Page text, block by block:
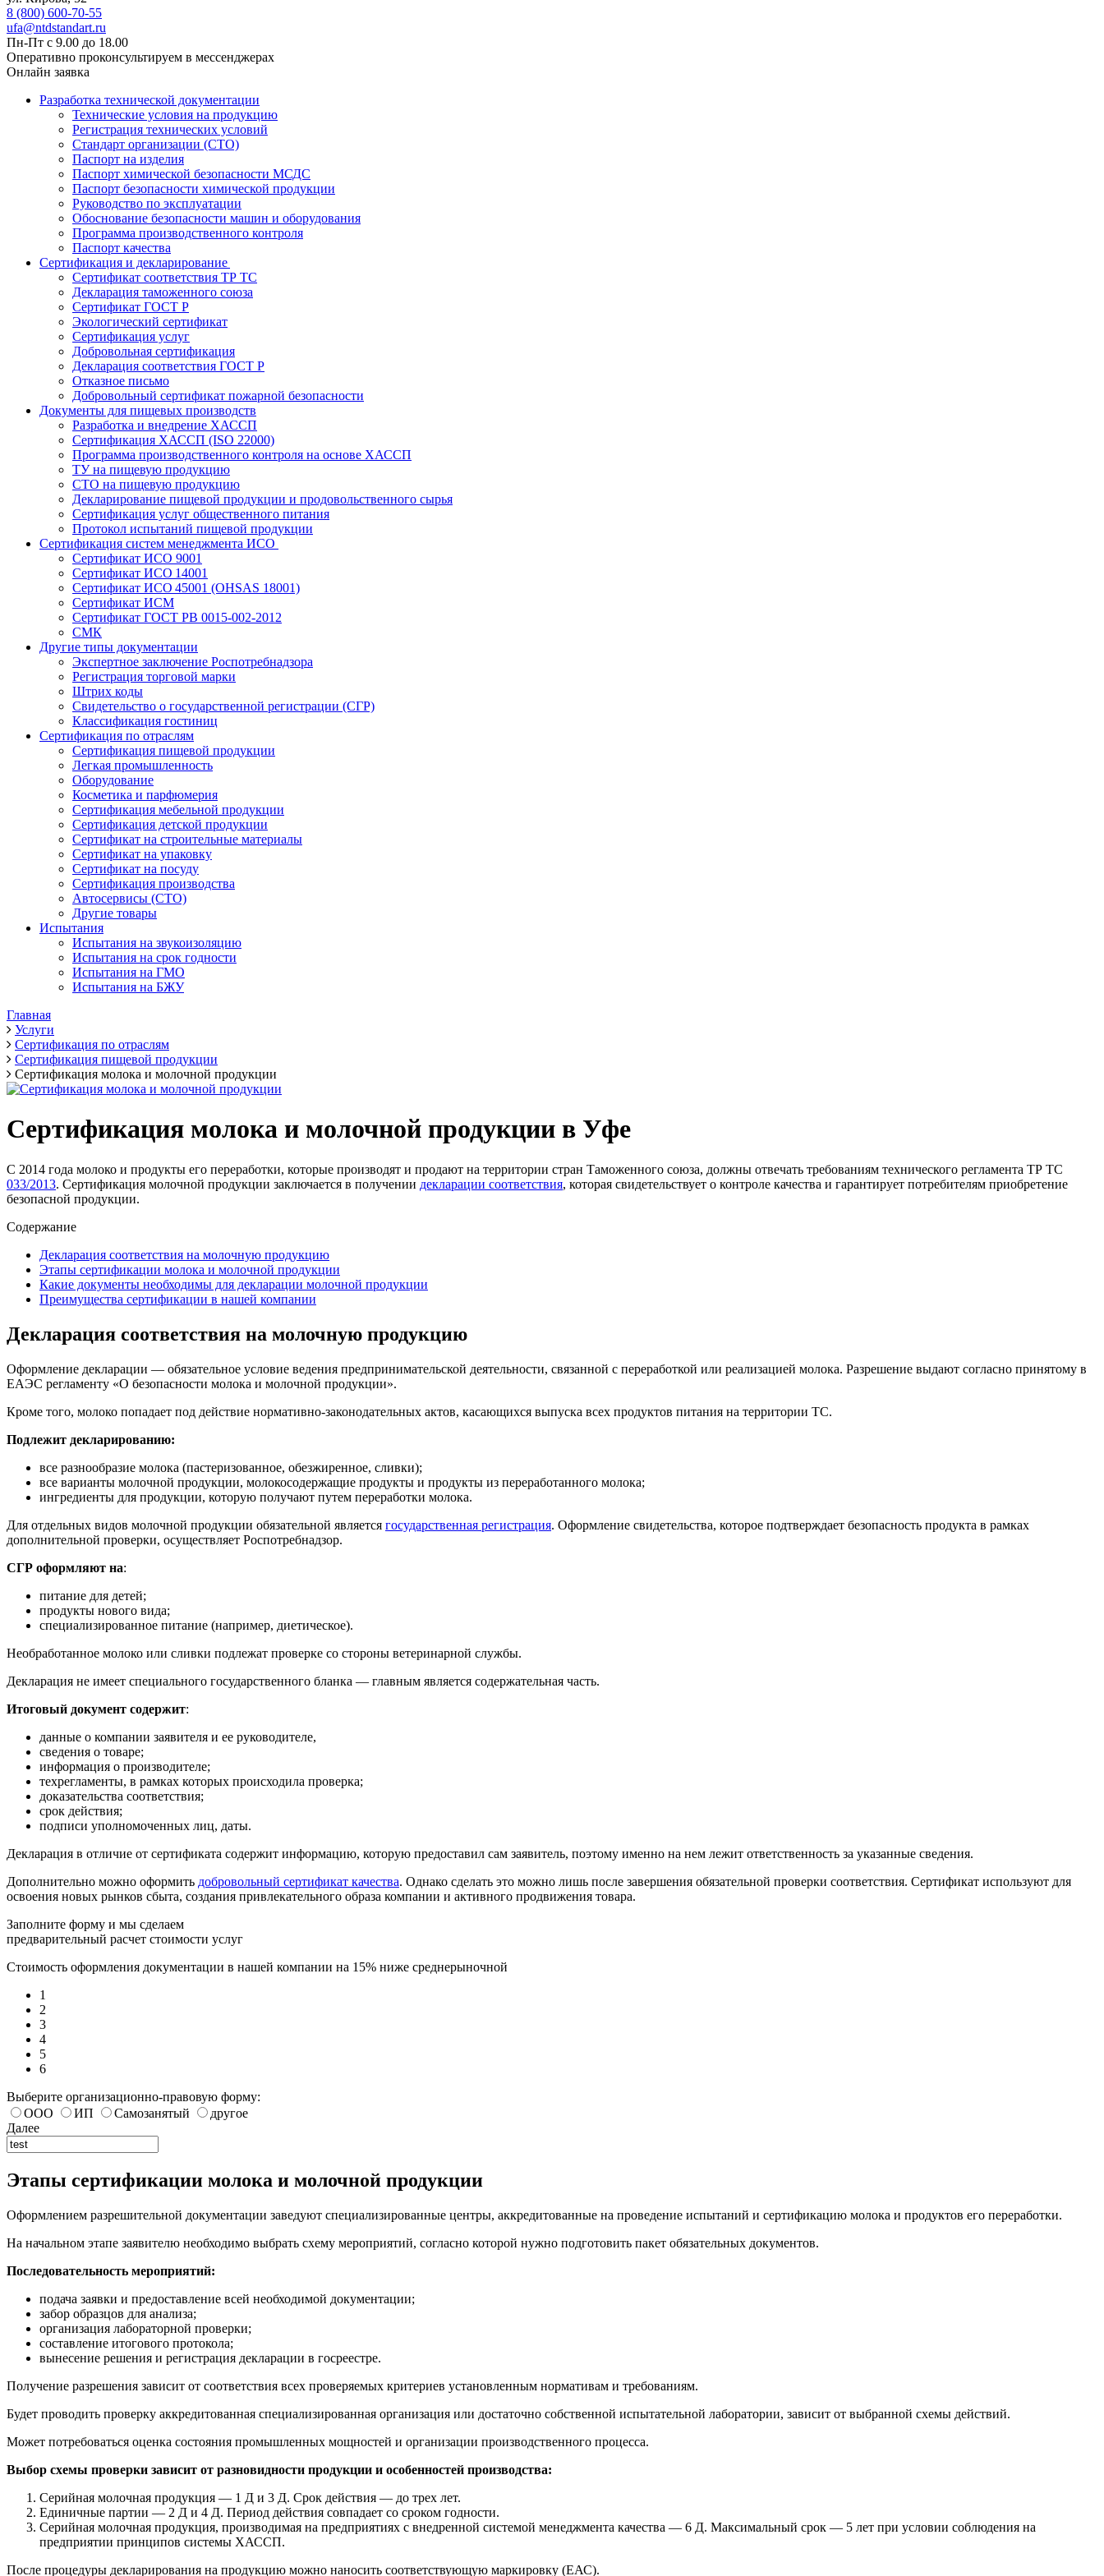
8 (800) 600-70-55
ufa@ntdstandart.ru
Пн-Пт с 9.00 до 18.00
Оперативно проконсультируем в мессенджерах
Онлайн заявка
Разработка технической документации
Технические условия на продукцию
Регистрация технических условий
Стандарт организации (СТО)
Паспорт на изделия
Паспорт химической безопасности МСДС
Паспорт безопасности химической продукции
Руководство по эксплуатации
Обоснование безопасности машин и оборудования
Программа производственного контроля
Паспорт качества
Сертификация и декларирование
Сертификат соответствия ТР ТС
Декларация таможенного союза
Сертификат ГОСТ Р
Экологический сертификат
Сертификация услуг
Добровольная сертификация
Декларация соответствия ГОСТ Р
Отказное письмо
Добровольный сертификат пожарной безопасности
Документы для пищевых производств
Разработка и внедрение ХАССП
Сертификация ХАССП (ISO 22000)
Программа производственного контроля на основе ХАССП
ТУ на пищевую продукцию
СТО на пищевую продукцию
Декларирование пищевой продукции и продовольственного сырья
Сертификация услуг общественного питания
Протокол испытаний пищевой продукции
Сертификация систем менеджмента ИСО
Сертификат ИСО 9001
Сертификат ИСО 14001
Сертификат ИСО 45001 (OHSAS 18001)
Сертификат ИСМ
Сертификат ГОСТ РВ 0015-002-2012
СМК
Другие типы документации
Экспертное заключение Роспотребнадзора
Регистрация торговой марки
Штрих коды
Свидетельство о государственной регистрации (СГР)
Классификация гостиниц
Сертификация по отраслям
Сертификация пищевой продукции
Легкая промышленность
Оборудование
Косметика и парфюмерия
Сертификация мебельной продукции
Сертификация детской продукции
Сертификат на строительные материалы
Сертификат на упаковку
Сертификат на посуду
Сертификация производства
Автосервисы (СТО)
Другие товары
Испытания
Испытания на звукоизоляцию
Испытания на срок годности
Испытания на ГМО
Испытания на БЖУ
Главная
Услуги
Сертификация по отраслям
Сертификация пищевой продукции
Сертификация молока и молочной продукции
Сертификация молока и молочной продукции в Уфе
С 2014 года молоко и продукты его переработки, которые производят и продают на территории стран Таможенного союза, должны отвечать требованиям технического регламента ТР ТС
033/2013. Сертификация молочной продукции заключается в получении декларации соответствия, которая свидетельствует о контроле качества и гарантирует потребителям приобретение
безопасной продукции.
Содержание
Декларация соответствия на молочную продукцию
Этапы сертификации молока и молочной продукции
Какие документы необходимы для декларации молочной продукции
Преимущества сертификации в нашей компании
Декларация соответствия на молочную продукцию
Оформление декларации — обязательное условие ведения предпринимательской деятельности, связанной с переработкой или реализацией молока. Разрешение выдают согласно принятому в
ЕАЭС регламенту «О безопасности молока и молочной продукции».
Кроме того, молоко попадает под действие нормативно-законодательных актов, касающихся выпуска всех продуктов питания на территории ТС.
Подлежит декларированию:
все разнообразие молока (пастеризованное, обезжиренное, сливки);
все варианты молочной продукции, молокосодержащие продукты и продукты из переработанного молока;
ингредиенты для продукции, которую получают путем переработки молока.
Для отдельных видов молочной продукции обязательной является государственная регистрация. Оформление свидетельства, которое подтверждает безопасность продукта в рамках
дополнительной проверки, осуществляет Роспотребнадзор.
СГР оформляют на:
питание для детей;
продукты нового вида;
специализированное питание (например, диетическое).
Необработанное молоко или сливки подлежат проверке со стороны ветеринарной службы.
Декларация не имеет специального государственного бланка — главным является содержательная часть.
Итоговый документ содержит:
данные о компании заявителя и ее руководителе,
сведения о товаре;
информация о производителе;
техрегламенты, в рамках которых происходила проверка;
доказательства соответствия;
срок действия;
подписи уполномоченных лиц, даты.
Декларация в отличие от сертификата содержит информацию, которую предоставил сам заявитель, поэтому именно на нем лежит ответственность за указанные сведения.
Дополнительно можно оформить добровольный сертификат качества. Однако сделать это можно лишь после завершения обязательной проверки соответствия. Сертификат используют для
освоения новых рынков сбыта, создания привлекательного образа компании и активного продвижения товара.
Заполните форму и мы сделаем
предварительный расчет стоимости услуг
Стоимость оформления документации в нашей компании на 15% ниже среднерыночной
1
2
3
4
5
6
Выберите организационно-правовую форму:
ООО
ИП Самозанятый
другое
Далее
Этапы сертификации молока и молочной продукции
Оформлением разрешительной документации заведуют специализированные центры, аккредитованные на проведение испытаний и сертификацию молока и продуктов его переработки.
На начальном этапе заявителю необходимо выбрать схему мероприятий, согласно которой нужно подготовить пакет обязательных документов.
Последовательность мероприятий:
подача заявки и предоставление всей необходимой документации;
забор образцов для анализа;
организация лабораторной проверки;
составление итогового протокола;
вынесение решения и регистрация декларации в госреестре.
Получение разрешения зависит от соответствия всех проверяемых критериев установленным нормативам и требованиям.
Будет проводить проверку аккредитованная специализированная организация или достаточно собственной испытательной лаборатории, зависит от выбранной схемы действий.
Может потребоваться оценка состояния промышленных мощностей и организации производственного процесса.
Выбор схемы проверки зависит от разновидности продукции и особенностей производства:
Серийная молочная продукция — 1 Д и 3 Д. Срок действия — до трех лет.
Единичные партии — 2 Д и 4 Д. Период действия совпадает со сроком годности.
Серийная молочная продукция, производимая на предприятиях с внедренной системой менеджмента качества — 6 Д. Максимальный срок — 5 лет при условии соблюдения на
предприятии принципов системы ХАССП.
После процедуры декларирования на продукцию можно наносить соответствующую маркировку (ЕАС).